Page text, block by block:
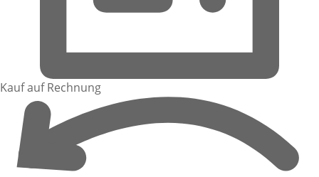
Kauf auf Rechnung